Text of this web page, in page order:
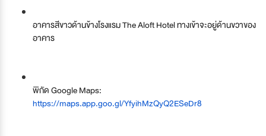
อาคารสีขาวด้านข้างโรงแรม The Aloft Hotel ทางเข้าจะอยู่ด้านขวาของ
อาคาร
พิกัด Google Maps:
https://maps.app.goo.gl/YfyihMzQyQ2ESeDr8